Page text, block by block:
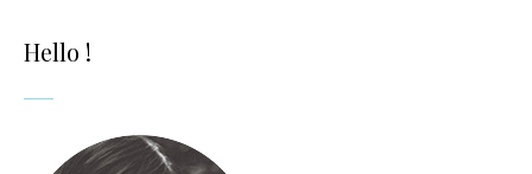
Hello !